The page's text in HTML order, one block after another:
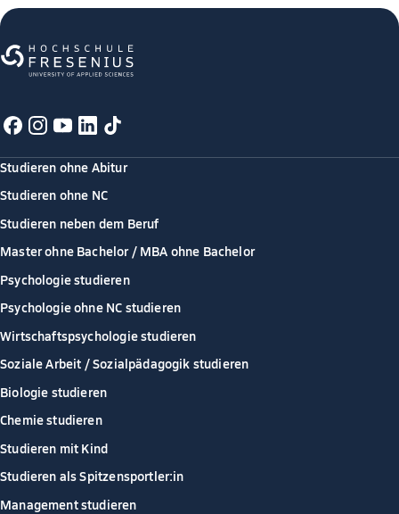
Studieren ohne Abitur
Studieren ohne NC
Studieren neben dem Beruf
Master ohne Bachelor / MBA ohne Bachelor
Psychologie studieren
Psychologie ohne NC studieren
Wirtschaftspsychologie studieren
Soziale Arbeit / Sozialpädagogik studieren
Biologie studieren
Chemie studieren
Studieren mit Kind
Studieren als Spitzensportler:in
Management studieren